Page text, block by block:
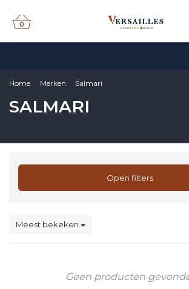
0
0
Home Merken Salmari
SALMARI
Open filters
Meest bekeken
Geen producten